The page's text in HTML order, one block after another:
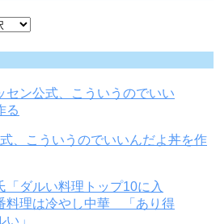
、こういうのでいいんだよ丼を作